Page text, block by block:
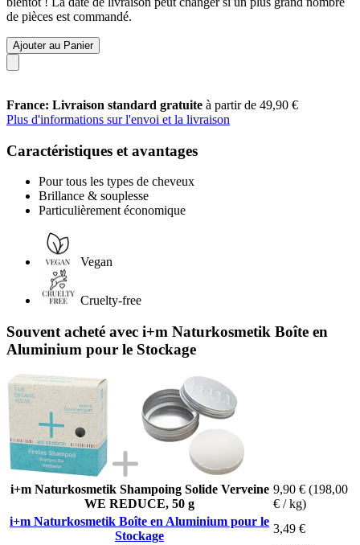
de pièces est commandé.
Ajouter au Panier
France: Livraison standard gratuite à partir de 49,90 €
Plus d'informations sur l'envoi et la livraison
Caractéristiques et avantages
Pour tous les types de cheveux
Brillance & souplesse
Particulièrement économique
Vegan
Cruelty-free
Souvent acheté avec i+m Naturkosmetik Boîte en
Aluminium pour le Stockage
i+m Naturkosmetik Shampoing Solide Verveine
WE REDUCE, 50 g
9,90 € (198,00
€ / kg)
i+m Naturkosmetik Boîte en Aluminium pour le
Stockage
3,49 €